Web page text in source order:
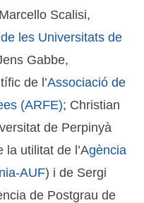
Scalisi,
les Universitats de
Gabbe,
de l’Associació de
(ARFE); Christian
de Perpinyà
la utilitat de l’Agència
AUF) i de Sergi
de Postgrau de